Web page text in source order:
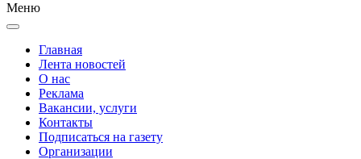
Меню
Главная
Лента новостей
О нас
Реклама
Вакансии, услуги
Контакты
Подписаться на газету
Организации